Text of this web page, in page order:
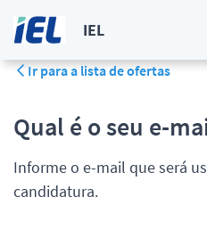
IEL
Ir para a lista de ofertas
Qual é o seu e-
Informe o e-mail que será
candidatura.